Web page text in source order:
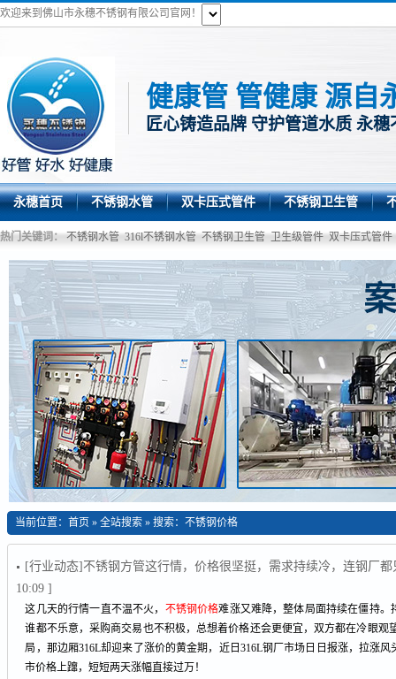
欢迎来到佛山市永穗不锈钢有限公司官网！
健康管 管健康 源自
匠心铸造品牌 守护管道水质 永穗
永穗首页 不锈钢水管 双卡压式管件 不锈钢卫生管
热门关键词： 不锈钢水管 316l不锈钢水管 不锈钢卫生管 卫生级管件 双卡压式管件
当前位置：首页 »全站搜索 » 搜索：不锈钢价格
[行业动态]不锈钢方管这行情，价格很坚挺，需求持续冷，连钢厂
10:09 ]
这几天的行情一直不温不火， 不锈钢价格难涨又难降，整体局面持续在僵持
谁都不乐意，采购商交易也不积极，总想着价格还会更便宜，双方都在冷眼观
局，那边厢316L却迎来了涨价的黄金期，近日316L钢厂市场日日报涨，拉涨
市价格上蹿，短短两天涨幅直接过万！